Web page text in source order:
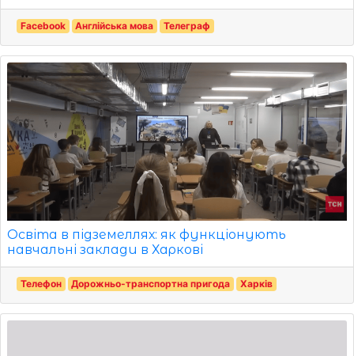
Facebook Англійська мова Телеграф
Освіта в підземеллях: як функціонують
навчальні заклади в Харкові
Телефон Дорожньо-транспортна пригода Харків